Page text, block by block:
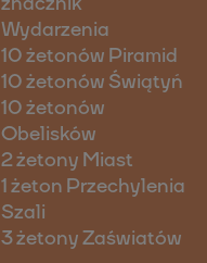
Wydarzenia
10 żetonów Piramid
10 żetonów Świątyń
10 żetonów
Obelisków
2 żetony Miast
1 żeton Przechylenia
Szali
3 żetony Zaświatów